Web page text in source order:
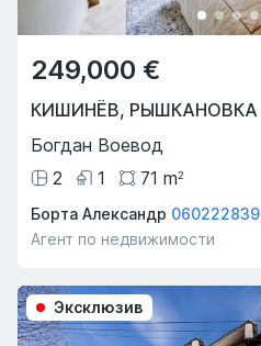
249,000 €
КИШИНЁВ, РЫШКАНОВКА
Богдан Воевод
2
1 71 m2
Борта Александр 060222839
Агент по недвижимости
Эксклюзив